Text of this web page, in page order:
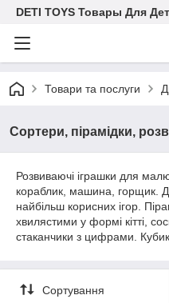
DETI TOYS Товары Для
Товари та послуги
Сортери, пірамідки,
Розвиваючі іграшки для
кораблик, машина, горщик.
найбільш корисних ігор.
хвилястими у формі кітті,
стаканчики з цифрами.
Сортування